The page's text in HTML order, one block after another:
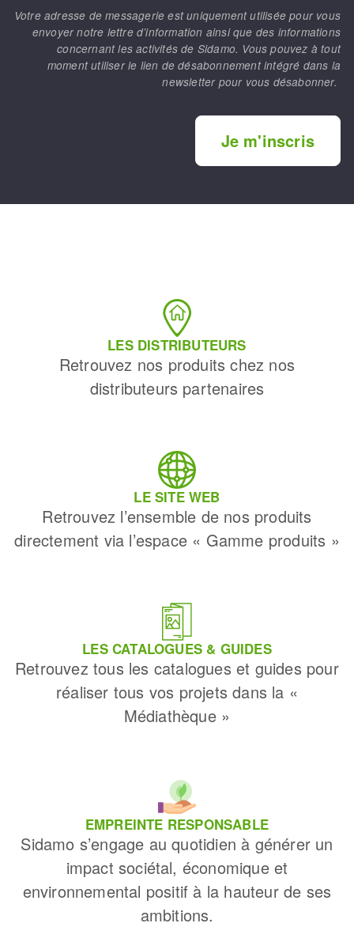
Votre adresse de messagerie est uniquement utilisée pour vous
envoyer notre lettre d’information ainsi que des informations
concernant les activités de Sidamo. Vous pouvez à tout
moment utiliser le lien de désabonnement intégré dans la
newsletter pour vous désabonner.
Je m'inscris
LES DISTRIBUTEURS
Retrouvez nos produits chez nos
distributeurs partenaires
LE SITE WEB
Retrouvez l’ensemble de nos produits
directement via l’espace « Gamme produits »
LES CATALOGUES & GUIDES
Retrouvez tous les catalogues et guides pour
réaliser tous vos projets dans la «
Médiathèque »
EMPREINTE RESPONSABLE
Sidamo s’engage au quotidien à générer un
impact sociétal, économique et
environnemental positif à la hauteur de ses
ambitions.